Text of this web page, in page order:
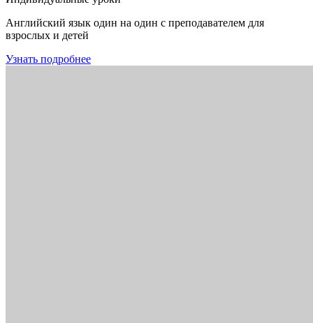
Английский язык один на один с преподавателем для
взрослых и детей
Узнать подробнее